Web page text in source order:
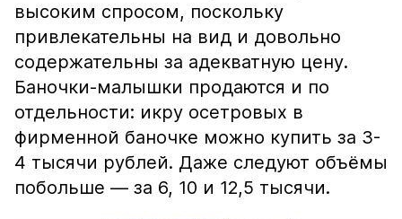
высоким спросом, поскольку
привлекательны на вид и довольно
содержательны за адекватную цену.
Баночки-малышки продаются и по
отдельности: икру осетровых в
фирменной баночке можно купить за 3-
4 тысячи рублей. Даже следуют объёмы
побольше — за 6, 10 и 12,5 тысячи.